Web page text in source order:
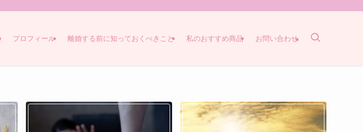
プロフィール 離婚する前に知っておくべきこと 私のおすすめ商品 お問い合わせ